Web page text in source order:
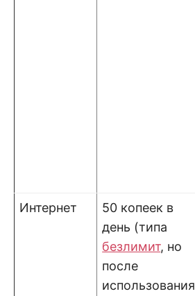
Интернет
50 копеек в
день (типа
безлимит, но
после
использования